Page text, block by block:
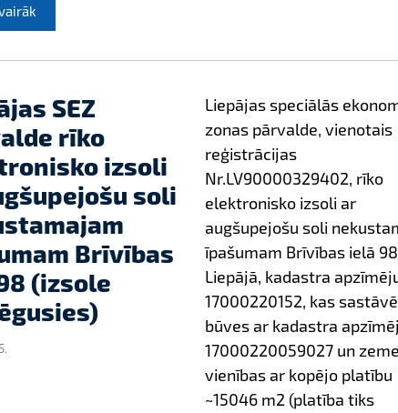
SEZ
rīko
izsoli
soli
Brīvības
(izsole
Liepājas speciālās
zonas pārvalde, vienotais
reģistrācijas
Nr.LV90000329402, rīko
elektronisko izsoli ar
augšupejošu soli
īpašumam Brīvības ielā
Liepājā, kadastra
17000220152, kas
būves ar kadastra
17000220059027 un
vienības ar kopējo platību
~15046 m2 (platība tiks